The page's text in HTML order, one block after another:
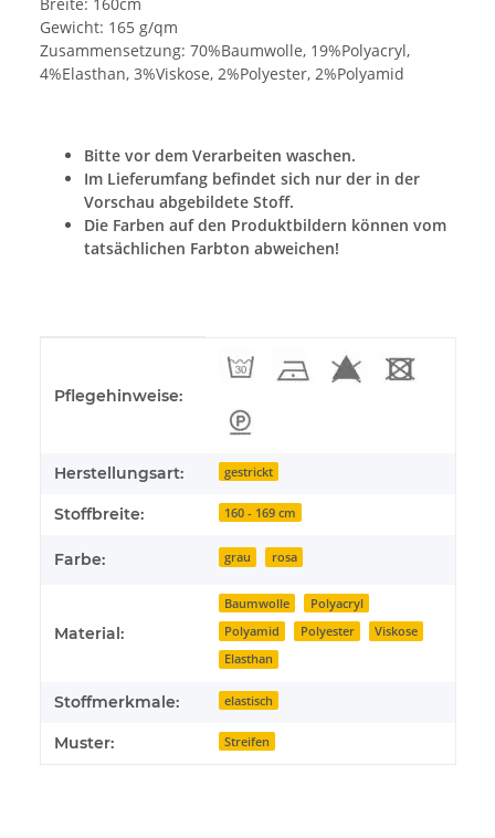
Gewicht: 165 g/qm
Zusammensetzung: 70%Baumwolle, 19%Polyacryl,
4%Elasthan, 3%Viskose, 2%Polyester, 2%Polyamid
Bitte vor dem Verarbeiten waschen.
Im Lieferumfang befindet sich nur der in der
Vorschau abgebildete Stoff.
Die Farben auf den Produktbildern können vom
tatsächlichen Farbton abweichen!
Pflegehinweise:
Herstellungsart: gestrickt
Stoffbreite: 160 - 169 cm
Farbe: grau rosa
Material:
Baumwolle
Polyacryl
Polyamid
Polyester
Viskose
Elasthan
Stoffmerkmale: elastisch
Muster: Streifen